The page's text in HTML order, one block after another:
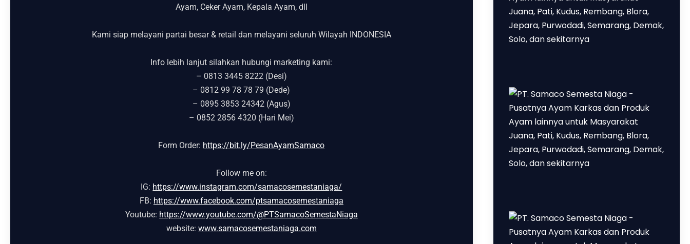
Ayam, Ceker Ayam, Kepala Ayam, dll
Kami siap melayani partai besar & retail dan melayani seluruh Wilayah INDONESIA
Info lebih lanjut silahkan hubungi marketing kami:
– 0813 3445 8222 (Desi)
– 0812 99 78 78 79 (Dede)
– 0895 3853 24342 (Agus)
– 0852 2856 4320 (Hari Mei)
Form Order: https://bit.ly/PesanAyamSamaco
Follow me on:
IG: https://www.instagram.com/samacosemestaniaga/
FB: https://www.facebook.com/ptsamacosemestaniaga
Youtube: https://www.youtube.com/@PTSamacoSemestaNiaga
website: www.samacosemestaniaga.com